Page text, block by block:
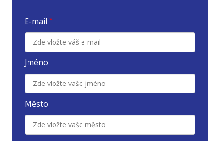
E-mail *
Jméno
Město